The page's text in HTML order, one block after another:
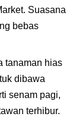
Suasana
bebas
tanaman hias
dibawa
senam pagi,
terhibur.